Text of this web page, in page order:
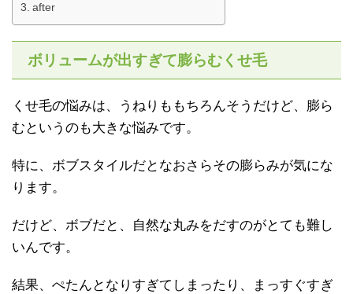
after
ボリュームが出すぎて膨らむくせ毛
くせ毛の悩みは、うねりももちろんそうだけど、膨ら
むというのも大きな悩みです。
特に、ボブスタイルだとなおさらその膨らみが気にな
ります。
だけど、ボブだと、自然な丸みをだすのがとても難し
いんです。
結果、ぺたんとなりすぎてしまったり、まっすぐすぎ